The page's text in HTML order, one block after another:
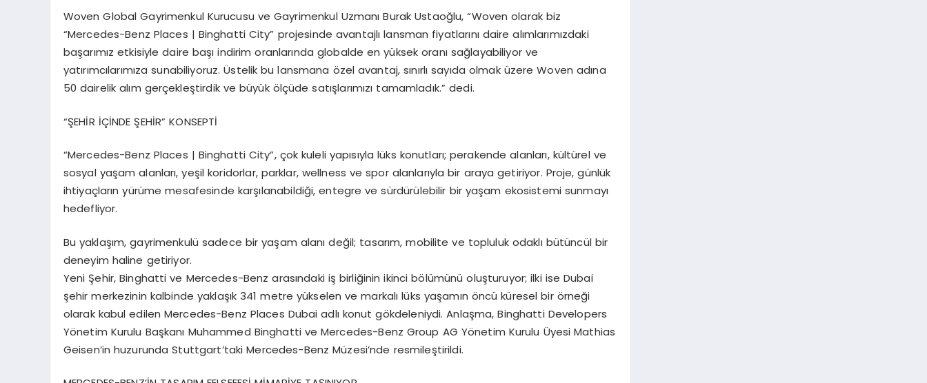
Woven Global Gayrimenkul Kurucusu ve Gayrimenkul UzmanıBurak Ustaoğlu,“Woven olarak biz
“Mercedes-Benz Places | Binghatti City” projesinde avantajlılansman fiyatlarını daire alımlarımızdaki
başarımız etkisiyle daire başıindirim oranlarında globalde en yüksek oranı sağlayabiliyor ve
yatırımcılarımıza sunabiliyoruz.Üstelik bu lansmana özel avantaj, sınırlısayıda olmak üzereWoven adına
50 dairelik alım gerçekleştirdik ve büyük ölçüde satışlarımızı tamamladık.”dedi.
“ŞEHİR İÇİNDE ŞEHİR”KONSEPTİ
“Mercedes-Benz Places | Binghatti City”, çok kuleli yapısıyla lüks konutları; perakende alanları, kültürel ve
sosyal yaşam alanları, yeşil koridorlar, parklar, wellness ve spor alanlarıyla bir araya getiriyor. Proje, günlük
ihtiyaçların yürüme mesafesinde karşılanabildiği, entegre ve sürdürülebilir bir yaşam ekosistemi sunmayı
hedefliyor.
Bu yaklaşım, gayrimenkulü sadece bir yaşam alanıdeğil; tasarım, mobilite ve topluluk odaklı bütüncül bir
deneyim haline getiriyor.
Yeni Şehir, Binghatti ve Mercedes-Benz arasındaki iş birliğinin ikinci bölümünüoluşturuyor; ilki ise Dubai
şehir merkezinin kalbinde yaklaşık 341 metre yükselen ve markalılüks yaşamın öncüküresel bir örneği
olarak kabul edilen Mercedes-Benz Places Dubai adlı konut gökdeleniydi. Anlaşma, Binghatti Developers
Yönetim Kurulu Başkanı Muhammed Binghatti ve Mercedes-Benz Group AG Yönetim Kurulu Üyesi Mathias
Geisen’in huzurunda Stuttgart’taki Mercedes-Benz Müzesi’nde resmileştirildi.